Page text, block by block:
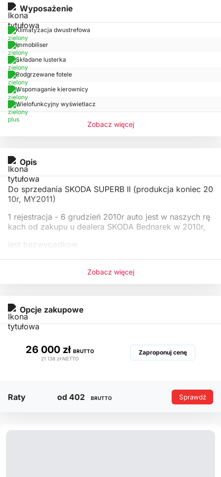
Wyposażenie
Klimatyzacja dwustrefowa
Immobiliser
Składane lusterka
Podgrzewane fotele
Wspomaganie kierownicy
Wielofunkcyjny wyświetlacz
Zobacz więcej
Opis
Do sprzedania SKODA SUPERB II (produkcja koniec 20
10r, MY2011)
1 rejestracja - 6 grudzień 2010r auto jest w naszych rę
kach od zakupu u dealera SKODA Bednarek w 2010r,
jest bezwypadkow
Zobacz więcej
Opcje zakupowe
26 000 złBRUTTO
21 138 zł NETTO
Zaproponuj cenę
Raty od 402 BRUTTO Sprawdź